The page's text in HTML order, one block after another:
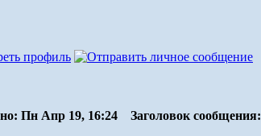
Пн Апр 19, 16:24 Заголовок сообщения: